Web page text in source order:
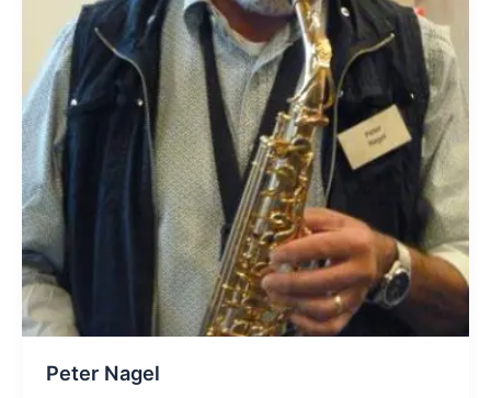
Peter Nagel